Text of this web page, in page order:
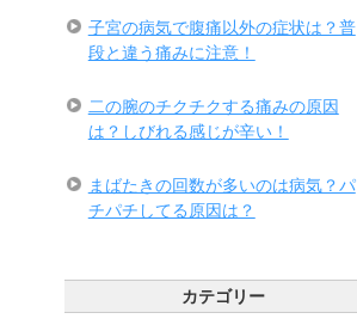
子宮の病気で腹痛以外の症状は？普
段と違う痛みに注意！
二の腕のチクチクする痛みの原因
は？しびれる感じが辛い！
まばたきの回数が多いのは病気？パ
チパチしてる原因は？
カテゴリー